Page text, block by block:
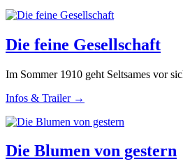
Die feine Gesellschaft
Im Sommer 1910 geht Seltsames vor
Infos & Trailer →
Die Blumen von gestern